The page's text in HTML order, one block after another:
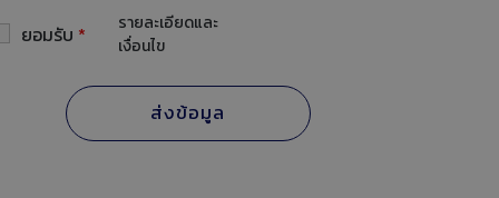
ยอมรับ *
รายละเอียดและ
เงื่อนไข